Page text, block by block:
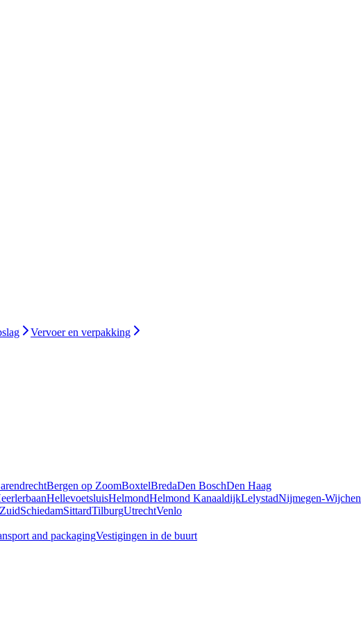
Vervoer en verpakking
Bergen op ZoomBoxtelBredaDen BoschDen Haag
HellevoetsluisHelmondHelmond KanaaldijkLelystadNijmegen-Wijchen
SchiedamSittardTilburgUtrechtVenlo
and packagingVestigingen in de buurt